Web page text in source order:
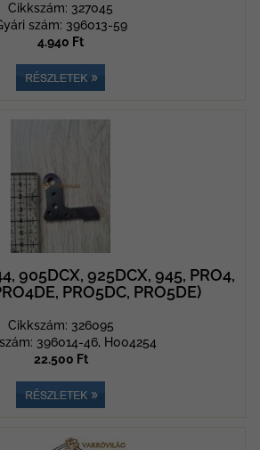
Cikkszám: 327045
szám: 396013-59
4.940 Ft
905DCX, 925DCX, 945, PRO4,
PRO5DC, PRO5DE)
Cikkszám: 326095
396014-46, H004254
22.500 Ft